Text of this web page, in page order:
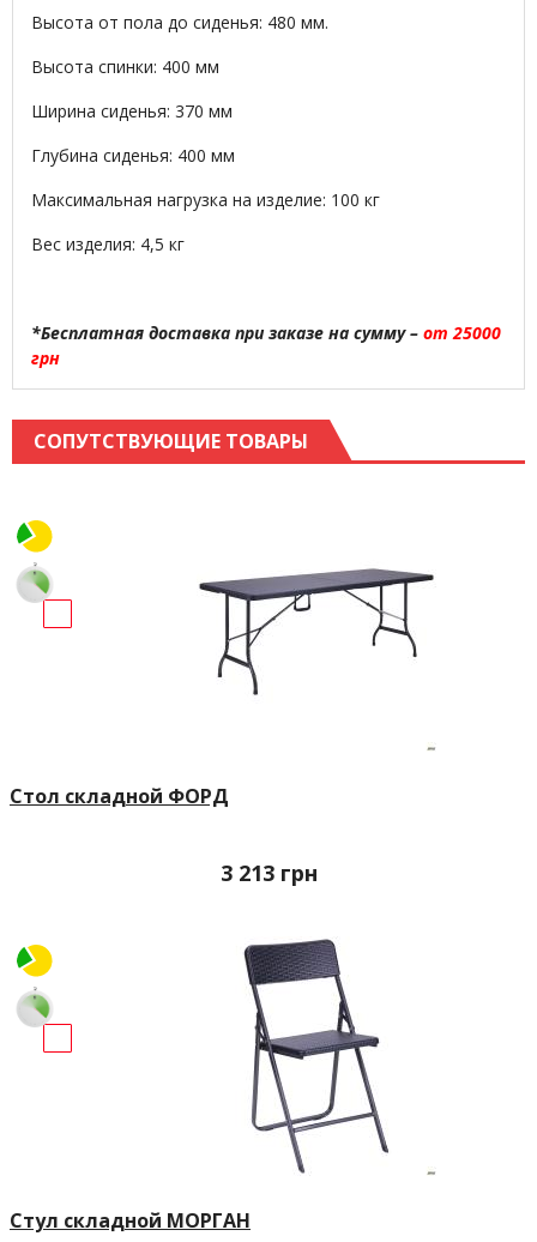
Высота от пола до сиденья: 480 мм.
Высота спинки: 400 мм
Ширина сиденья: 370 мм
Глубина сиденья: 400 мм
Максимальная нагрузка на изделие: 100 кг
Вес изделия: 4,5 кг
*Бесплатная доставка при заказе на сумму – от 25000
грн
СОПУТСТВУЮЩИЕ ТОВАРЫ
Стол складной ФОРД
3 213 грн
Стул складной МОРГАН